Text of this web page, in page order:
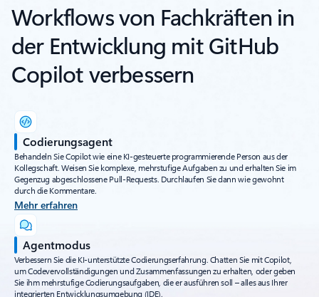
Workflows von Fachkräften in
der Entwicklung mit GitHub
Copilot verbessern
Codierungsagent
Behandeln Sie Copilot wie eine KI-gesteuerte programmierende Person aus der
Kollegschaft. Weisen Sie komplexe, mehrstufige Aufgaben zu und erhalten Sie im
Gegenzug abgeschlossene Pull-Requests. Durchlaufen Sie dann wie gewohnt
durch die Kommentare.
Mehr erfahren
Agentmodus
Verbessern Sie die KI-unterstützte Codierungserfahrung. Chatten Sie mit Copilot,
um Codevervollständigungen und Zusammenfassungen zu erhalten, oder geben
Sie ihm mehrstufige Codierungsaufgaben, die er ausführen soll – alles aus Ihrer
integrierten Entwicklungsumgebung (IDE).